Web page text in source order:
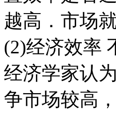
越高．市场
(2)经济效率
经济学家认
争市场较高